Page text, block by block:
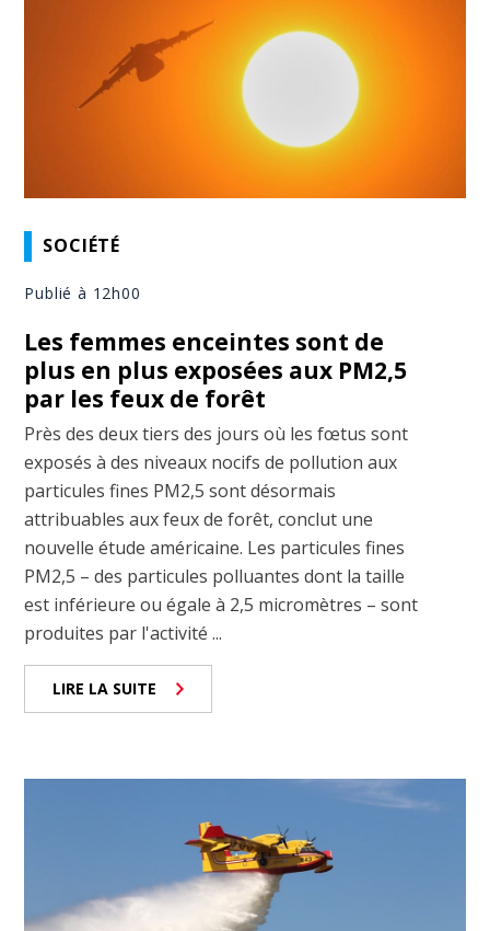
SOCIÉTÉ
Publié à 12h00
Les femmes enceintes sont de
plus en plus exposées aux PM2,5
par les feux de forêt
Près des deux tiers des jours où les fœtus sont
exposés à des niveaux nocifs de pollution aux
particules fines PM2,5 sont désormais
attribuables aux feux de forêt, conclut une
nouvelle étude américaine. Les particules fines
PM2,5 – des particules polluantes dont la taille
est inférieure ou égale à 2,5 micromètres – sont
produites par l'activité ...
LIRE LA SUITE